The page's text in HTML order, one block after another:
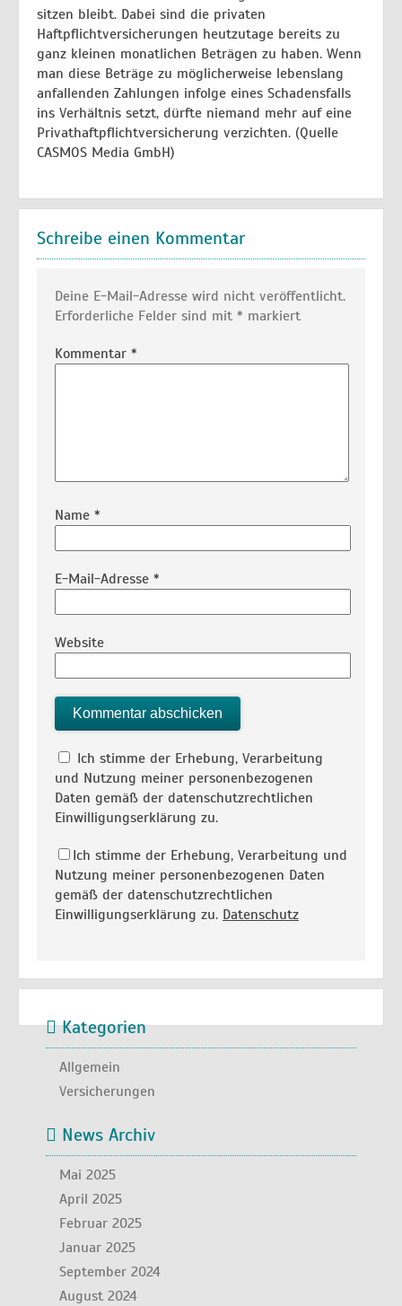
sitzen bleibt. Dabei sind die privaten
Haftpflichtversicherungen heutzutage bereits zu
ganz kleinen monatlichen Beträgen zu haben. Wenn
man diese Beträge zu möglicherweise lebenslang
anfallenden Zahlungen infolge eines Schadensfalls
ins Verhältnis setzt, dürfte niemand mehr auf eine
Privathaftpflichtversicherung verzichten. (Quelle
CASMOS Media GmbH)
Schreibe einen Kommentar
Deine E-Mail-Adresse wird nicht veröffentlicht.
Erforderliche Felder sind mit * markiert
Kommentar *
Name *
E-Mail-Adresse *
Website
Ich stimme der Erhebung, Verarbeitung
und Nutzung meiner personenbezogenen
Daten gemäß der datenschutzrechtlichen
Einwilligungserklärung zu.
Ich stimme der Erhebung, Verarbeitung und
Nutzung meiner personenbezogenen Daten
gemäß der datenschutzrechtlichen
Einwilligungserklärung zu. Datenschutz
Kategorien
Allgemein
Versicherungen
News Archiv
Mai 2025
April 2025
Februar 2025
Januar 2025
September 2024
August 2024